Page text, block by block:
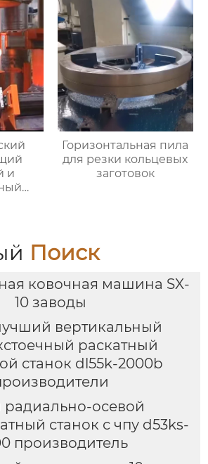
и
Горизонтальная пила
для резки кольцевых
заготовок
Поиск
ковочная машина SX-
10 заводы
вертикальный
раскатный
станок dl55k-2000b
радиально-осевой
станок с чпу d53ks-
производитель